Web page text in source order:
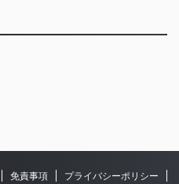
免責事項 プライバシーポリシー